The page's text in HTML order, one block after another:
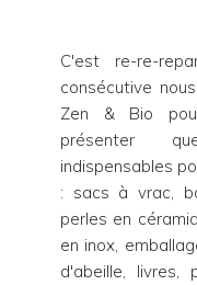
C'est re-re-
consécutive
Zen & Bio
présenter
indispensables
: sacs à vrac,
perles en
en inox,
d'abeille, livres,